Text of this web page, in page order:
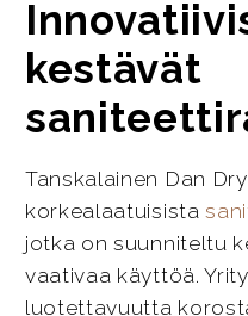
kestävät
Tanskalainen Dan
korkealaatuisista
jotka on suunniteltu
vaativaa käyttöä.
luotettavuutta